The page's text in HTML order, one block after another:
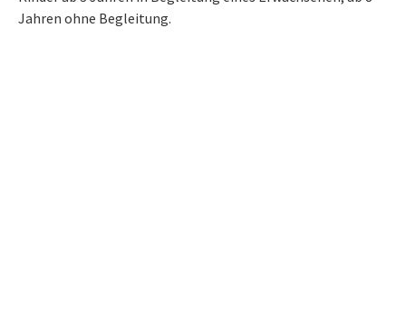
Jahren ohne Begleitung.